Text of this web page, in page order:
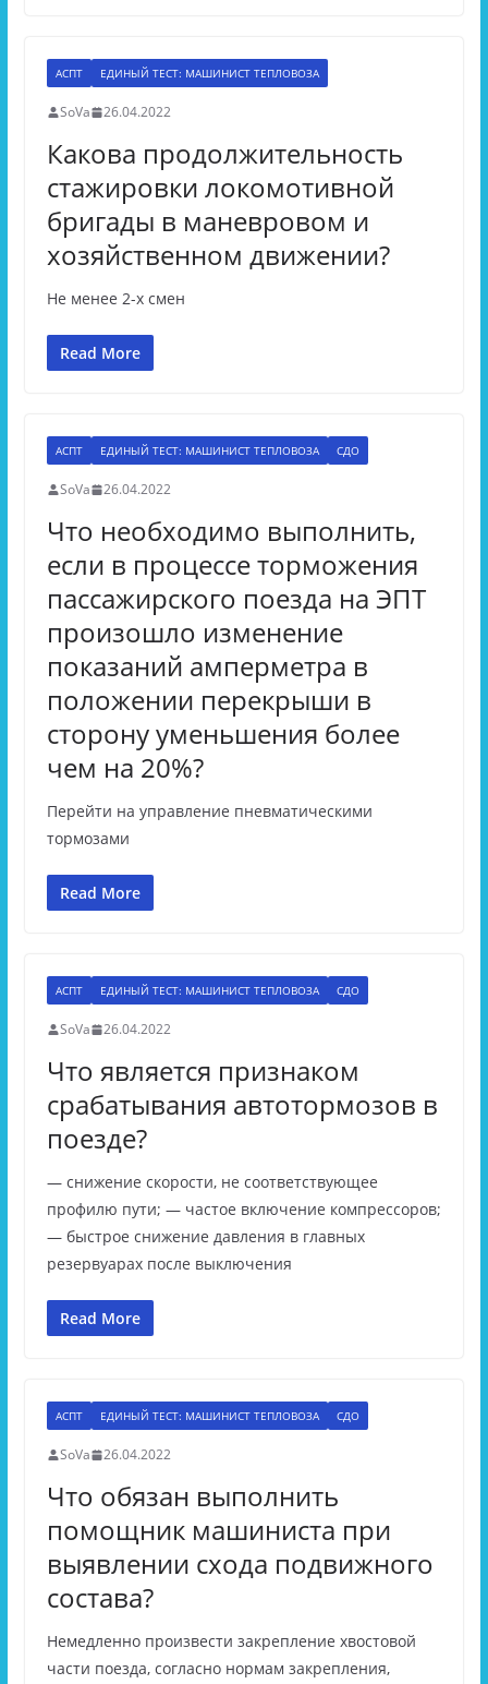
АСПТ ЕДИНЫЙ ТЕСТ: МАШИНИСТ ТЕПЛОВОЗА
SoVa 26.04.2022
Какова продолжительность
стажировки локомотивной
бригады в маневровом и
хозяйственном движении?
Не менее 2-х смен
Read More
АСПТ ЕДИНЫЙ ТЕСТ: МАШИНИСТ ТЕПЛОВОЗА СДО
SoVa 26.04.2022
Что необходимо выполнить,
если в процессе торможения
пассажирского поезда на ЭПТ
произошло изменение
показаний амперметра в
положении перекрыши в
сторону уменьшения более
чем на 20%?
Перейти на управление пневматическими
тормозами
Read More
АСПТ ЕДИНЫЙ ТЕСТ: МАШИНИСТ ТЕПЛОВОЗА СДО
SoVa 26.04.2022
Что является признаком
срабатывания автотормозов в
поезде?
— снижение скорости, не соответствующее
профилю пути; — частое включение компрессоров;
— быстрое снижение давления в главных
резервуарах после выключения
Read More
АСПТ ЕДИНЫЙ ТЕСТ: МАШИНИСТ ТЕПЛОВОЗА СДО
SoVa 26.04.2022
Что обязан выполнить
помощник машиниста при
выявлении схода подвижного
состава?
Немедленно произвести закрепление хвостовой
части поезда, согласно нормам закрепления,